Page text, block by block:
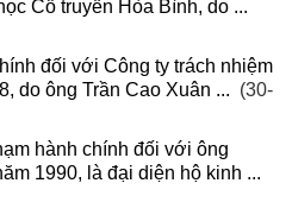
Cổ truyền Hòa Bình, do ...
đối với Công ty trách nhiệm
do ông Trần Cao Xuân ... (30-
hành chính đối với ông
1990, là đại diện hộ kinh ...